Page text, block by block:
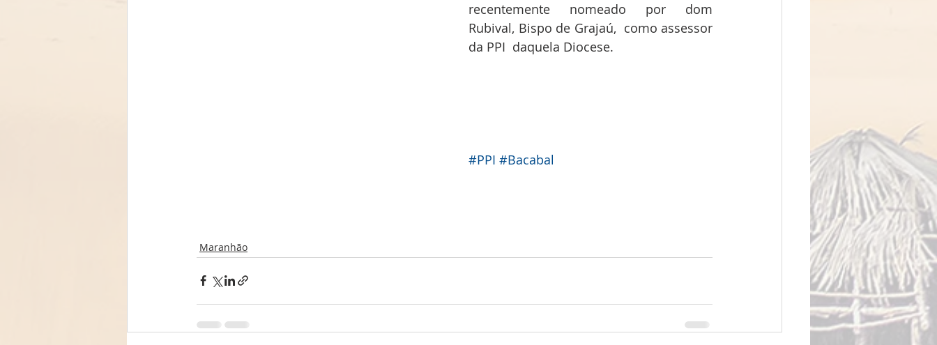
recentemente nomeado por dom
Rubival, Bispo de Grajaú,  como assessor
da PPI  daquela Diocese.
#PPI #Bacabal
Maranhão